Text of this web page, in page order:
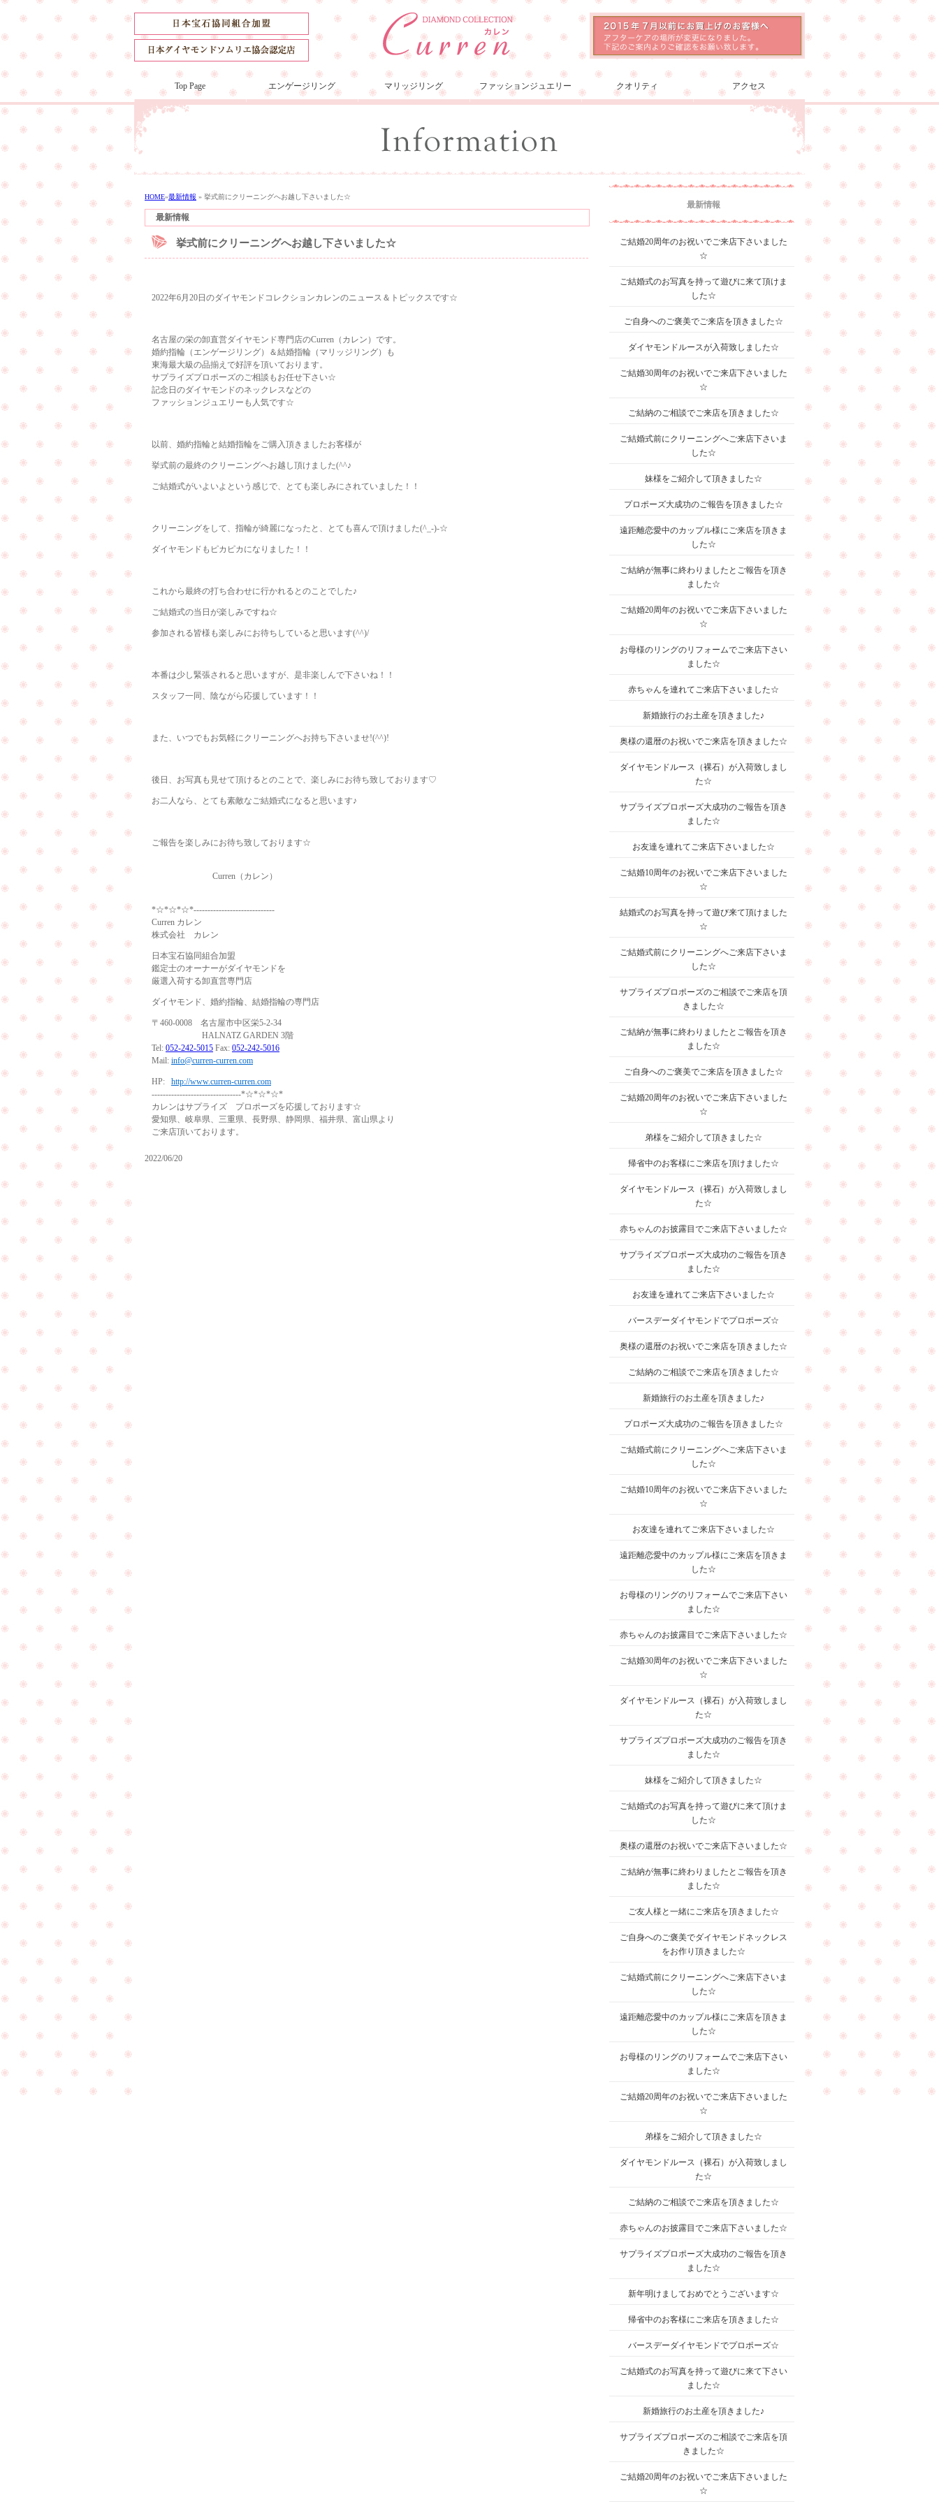
Top Page エンゲージリング マリッジリング ファッションジュエリー クオリティ アクセス
HOME»最新情報 » 挙式前にクリーニングへお越し下さいました☆
最新情報
挙式前にクリーニングへお越し下さいました☆
2022年6月20日のダイヤモンドコレクションカレンのニュース＆トピックスです☆
名古屋の栄の卸直営ダイヤモンド専門店のCurren（カレン）です。
婚約指輪（エンゲージリング）＆結婚指輪（マリッジリング）も
東海最大級の品揃えで好評を頂いております。
サプライズプロポーズのご相談もお任せ下さい☆
記念日のダイヤモンドのネックレスなどの
ファッションジュエリーも人気です☆
以前、婚約指輪と結婚指輪をご購入頂きましたお客様が
挙式前の最終のクリーニングへお越し頂けました(^^♪
ご結婚式がいよいよという感じで、とても楽しみにされていました！！
クリーニングをして、指輪が綺麗になったと、とても喜んで頂けました(^_-)-☆
ダイヤモンドもピカピカになりました！！
これから最終の打ち合わせに行かれるとのことでした♪
ご結婚式の当日が楽しみですね☆
参加される皆様も楽しみにお待ちしていると思います(^^)/
本番は少し緊張されると思いますが、是非楽しんで下さいね！！
スタッフ一同、陰ながら応援しています！！
また、いつでもお気軽にクリーニングへお持ち下さいませ!(^^)!
後日、お写真も見せて頂けるとのことで、楽しみにお待ち致しております♡
お二人なら、とても素敵なご結婚式になると思います♪
ご報告を楽しみにお待ち致しております☆
Curren（カレン）
*☆*☆*☆*-----------------------------
Curren カレン
株式会社 カレン
日本宝石協同組合加盟
鑑定士のオーナーがダイヤモンドを
厳選入荷する卸直営専門店
ダイヤモンド、婚約指輪、結婚指輪の専門店
〒460-0008 名古屋市中区栄5-2-34
HALNATZ GARDEN 3階
Tel: 052-242-5015 Fax: 052-242-5016
Mail: info@curren-curren.com
HP: http://www.curren-curren.com
--------------------------------*☆*☆*☆*
カレンはサプライズ プロポーズを応援しております☆
愛知県、岐阜県、三重県、長野県、静岡県、福井県、富山県より
ご来店頂いております。
2022/06/20
最新情報
ご結婚20周年のお祝いでご来店下さいました
☆
ご結婚式のお写真を持って遊びに来て頂けま
した☆
ご自身へのご褒美でご来店を頂きました☆
ダイヤモンドルースが入荷致しました☆
ご結婚30周年のお祝いでご来店下さいました
☆
ご結納のご相談でご来店を頂きました☆
ご結婚式前にクリーニングへご来店下さいま
した☆
妹様をご紹介して頂きました☆
プロポーズ大成功のご報告を頂きました☆
遠距離恋愛中のカップル様にご来店を頂きま
した☆
ご結納が無事に終わりましたとご報告を頂き
ました☆
ご結婚20周年のお祝いでご来店下さいました
☆
お母様のリングのリフォームでご来店下さい
ました☆
赤ちゃんを連れてご来店下さいました☆
新婚旅行のお土産を頂きました♪
奥様の還暦のお祝いでご来店を頂きました☆
ダイヤモンドルース（裸石）が入荷致しまし
た☆
サプライズプロポーズ大成功のご報告を頂き
ました☆
お友達を連れてご来店下さいました☆
ご結婚10周年のお祝いでご来店下さいました
☆
結婚式のお写真を持って遊び来て頂けました
☆
ご結婚式前にクリーニングへご来店下さいま
した☆
サプライズプロポーズのご相談でご来店を頂
きました☆
ご結納が無事に終わりましたとご報告を頂き
ました☆
ご自身へのご褒美でご来店を頂きました☆
ご結婚20周年のお祝いでご来店下さいました
☆
弟様をご紹介して頂きました☆
帰省中のお客様にご来店を頂けました☆
ダイヤモンドルース（裸石）が入荷致しまし
た☆
赤ちゃんのお披露目でご来店下さいました☆
サプライズプロポーズ大成功のご報告を頂き
ました☆
お友達を連れてご来店下さいました☆
バースデーダイヤモンドでプロポーズ☆
奥様の還暦のお祝いでご来店を頂きました☆
ご結納のご相談でご来店を頂きました☆
新婚旅行のお土産を頂きました♪
プロポーズ大成功のご報告を頂きました☆
ご結婚式前にクリーニングへご来店下さいま
した☆
ご結婚10周年のお祝いでご来店下さいました
☆
お友達を連れてご来店下さいました☆
遠距離恋愛中のカップル様にご来店を頂きま
した☆
お母様のリングのリフォームでご来店下さい
ました☆
赤ちゃんのお披露目でご来店下さいました☆
ご結婚30周年のお祝いでご来店下さいました
☆
ダイヤモンドルース（裸石）が入荷致しまし
た☆
サプライズプロポーズ大成功のご報告を頂き
ました☆
妹様をご紹介して頂きました☆
ご結婚式のお写真を持って遊びに来て頂けま
した☆
奥様の還暦のお祝いでご来店下さいました☆
ご結納が無事に終わりましたとご報告を頂き
ました☆
ご友人様と一緒にご来店を頂きました☆
ご自身へのご褒美でダイヤモンドネックレス
をお作り頂きました☆
ご結婚式前にクリーニングへご来店下さいま
した☆
遠距離恋愛中のカップル様にご来店を頂きま
した☆
お母様のリングのリフォームでご来店下さい
ました☆
ご結婚20周年のお祝いでご来店下さいました
☆
弟様をご紹介して頂きました☆
ダイヤモンドルース（裸石）が入荷致しまし
た☆
ご結納のご相談でご来店を頂きました☆
赤ちゃんのお披露目でご来店下さいました☆
サプライズプロポーズ大成功のご報告を頂き
ました☆
新年明けましておめでとうございます☆
帰省中のお客様にご来店を頂きました☆
バースデーダイヤモンドでプロポーズ☆
ご結婚式のお写真を持って遊びに来て下さい
ました☆
新婚旅行のお土産を頂きました♪
サプライズプロポーズのご相談でご来店を頂
きました☆
ご結婚20周年のお祝いでご来店下さいました
☆